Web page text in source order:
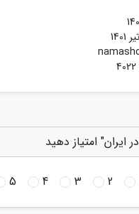
ایران" امتیاز دهید
2
3
4
5